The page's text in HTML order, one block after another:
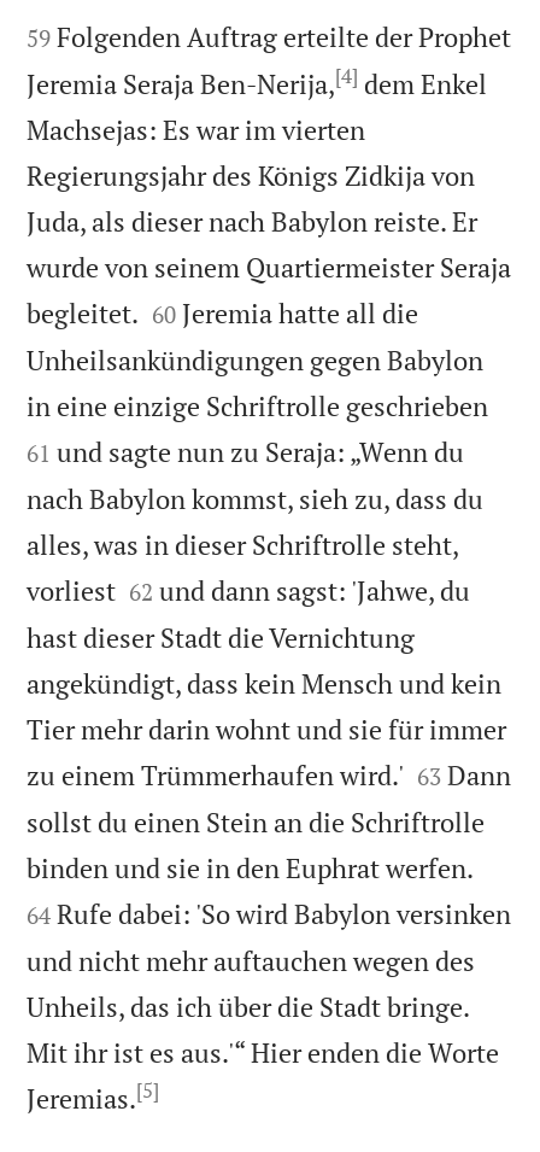


59 Folgenden Auftrag erteilte der Prophet
Jeremia Seraja Ben-Nerija,[4] dem Enkel
Machsejas: Es war im vierten
Regierungsjahr des Königs Zidkija von
Juda, als dieser nach Babylon reiste. Er
wurde von seinem Quartiermeister Seraja
begleitet. 

60 Jeremia hatte all die
Unheilsankündigungen gegen Babylon
in eine einzige Schriftrolle geschrieben
61 und sagte nun zu Seraja: „Wenn du
nach Babylon kommst, sieh zu, dass du
alles, was in dieser Schriftrolle steht,
vorliest
62 und dann sagst: 'Jahwe, du
hast dieser Stadt die Vernichtung
angekündigt, dass kein Mensch und kein
Tier mehr darin wohnt und sie für immer
zu einem Trümmerhaufen wird.' 

63 Dann
sollst du einen Stein an die Schriftrolle
binden und sie in den Euphrat werfen.
64 Rufe dabei: 'So wird Babylon versinken
und nicht mehr auftauchen wegen des
Unheils, das ich über die Stadt bringe.
Mit ihr ist es aus.'“ Hier enden die Worte
Jeremias.[5]